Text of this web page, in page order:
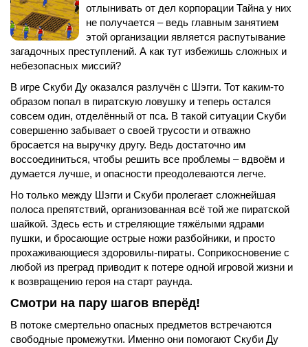
отлынивать от дел корпорации Тайна у них
не получается – ведь главным занятием
этой организации является распутывание
загадочных преступлений. А как тут избежишь сложных и
небезопасных миссий?
В игре Скуби Ду оказался разлучён с Шэгги. Тот каким-то
образом попал в пиратскую ловушку и теперь остался
совсем один, отделённый от пса. В такой ситуации Скуби
совершенно забывает о своей трусости и отважно
бросается на выручку другу. Ведь достаточно им
воссоединиться, чтобы решить все проблемы – вдвоём и
думается лучше, и опасности преодолеваются легче.
Но только между Шэгги и Скуби пролегает сложнейшая
полоса препятствий, организованная всё той же пиратской
шайкой. Здесь есть и стреляющие тяжёлыми ядрами
пушки, и бросающие острые ножи разбойники, и просто
прохаживающиеся здоровилы-пираты. Соприкосновение с
любой из преград приводит к потере одной игровой жизни и
к возвращению героя на старт раунда.
Смотри на пару шагов вперёд!
В потоке смертельно опасных предметов встречаются
свободные промежутки. Именно они помогают Скуби Ду